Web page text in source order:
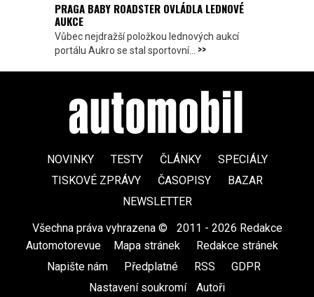
PRAGA BABY ROADSTER OVLÁDLA LEDNOVÉ
AUKCE
Vůbec nejdražší položkou lednových aukcí
portálu Aukro se stal sportovní... >>
NOVINKY TESTY ČLÁNKY
SPECIÁLY
TISKOVÉ ZPRÁVY
ČASOPISY
BAZAR
NEWSLETTER
Všechna práva vyhrazena ©
2011 - 2026 Redakce
Automotorevue
Mapa stránek Redakce stránek
Napište nám
Předplatné RSS GDPR
Nastavení soukromí
Autoři